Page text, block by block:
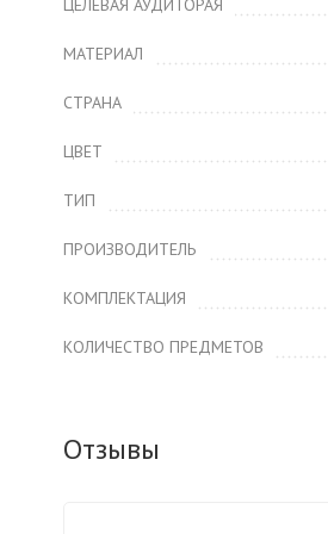
ЦЕЛЕВАЯ АУДИТОРАЯ
МАТЕРИАЛ
СТРАНА
ЦВЕТ
ТИП
ПРОИЗВОДИТЕЛЬ
КОМПЛЕКТАЦИЯ
КОЛИЧЕСТВО ПРЕДМЕТОВ
Отзывы